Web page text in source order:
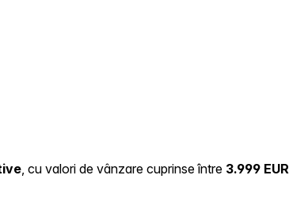
, cu valori de vânzare cuprinse între 3.999 EUR